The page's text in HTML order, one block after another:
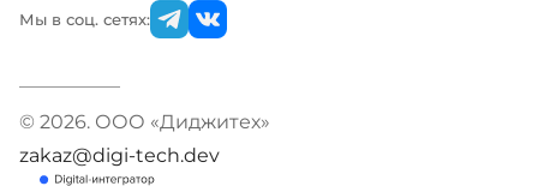
Мы в соц. сетях:
© 2026. ООО «Диджитех»
zakaz@digi-tech.dev